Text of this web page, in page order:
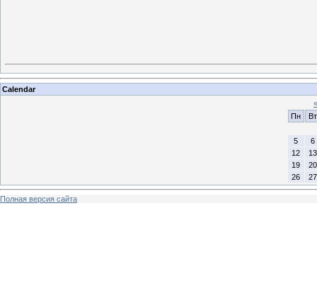
Calendar
«
Пн
Вт
5
6
12
13
19
20
26
27
Полная версия сайта